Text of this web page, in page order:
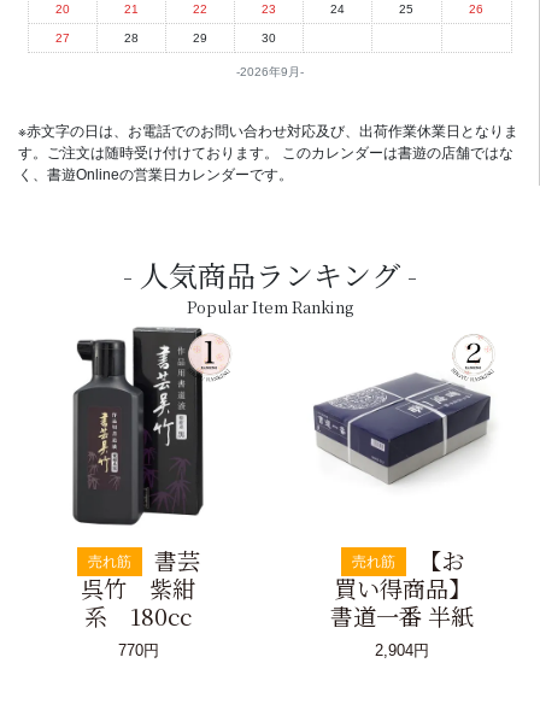
2026年9月
20 21 22 23 24 25 26
27 28 29 30
※赤文字の日は、お電話でのお問い合わせ対応及び、出荷作業休業日となりま
す。ご注文は随時受け付けております。 このカレンダーは書遊の店舗ではな
く、書遊Onlineの営業日カレンダーです。
人気商品ランキング
Popular Item Ranking
売れ筋
書芸
呉竹 紫紺
系 180cc
770円
売れ筋
【お
買い得商品】
書道一番 半紙
2,904円